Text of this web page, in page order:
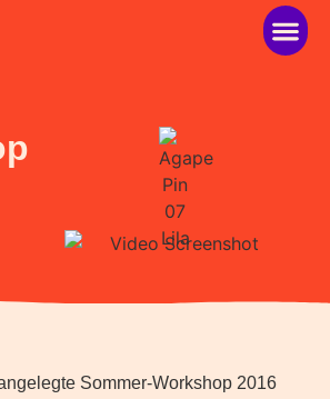
Sommer-Workshop 2016